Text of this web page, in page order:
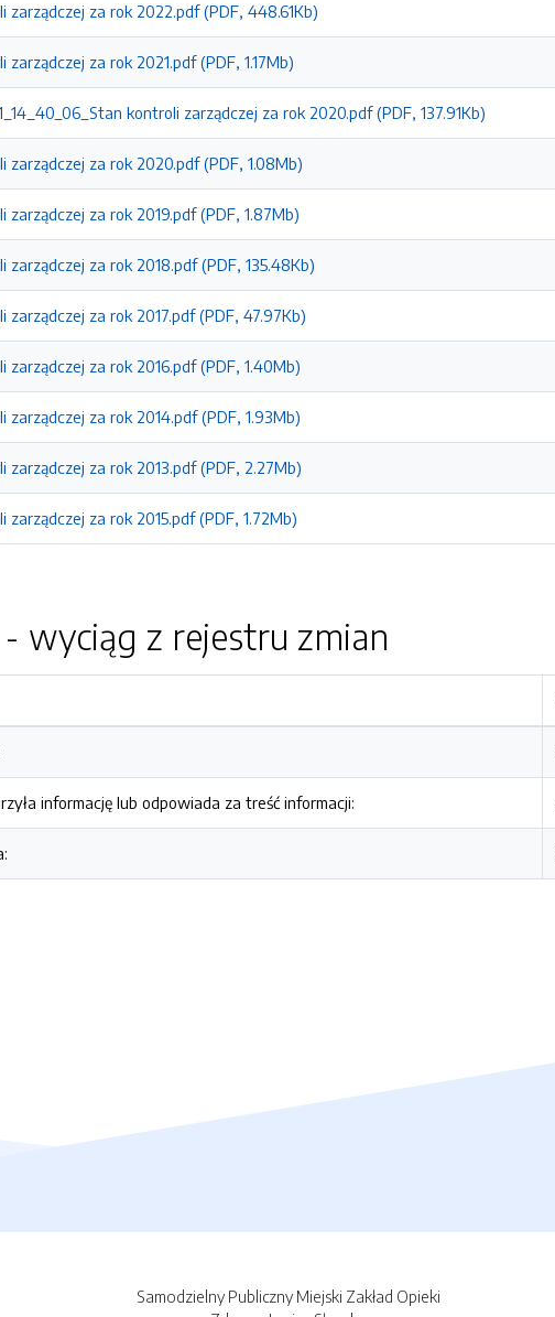
zarządczej za rok 2022.pdf (PDF, 448.61Kb)
zarządczej za rok 2021.pdf (PDF, 1.17Mb)
kontroli zarządczej za rok 2020.pdf (PDF, 137.91Kb)
zarządczej za rok 2020.pdf (PDF, 1.08Mb)
zarządczej za rok 2019.pdf (PDF, 1.87Mb)
zarządczej za rok 2018.pdf (PDF, 135.48Kb)
zarządczej za rok 2017.pdf (PDF, 47.97Kb)
zarządczej za rok 2016.pdf (PDF, 1.40Mb)
zarządczej za rok 2014.pdf (PDF, 1.93Mb)
zarządczej za rok 2013.pdf (PDF, 2.27Mb)
zarządczej za rok 2015.pdf (PDF, 1.72Mb)
wyciąg z rejestru zmian
informację lub odpowiada za treść informacji:
Samodzielny Publiczny Miejski Zakład Opieki